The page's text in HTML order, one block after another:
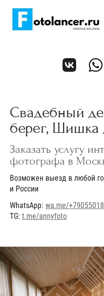
Свадебный
берег, Шишка
Заказать услугу
фотографа в
Возможен выезд в любой
и России
WhatsApp: wa.me/
TG: t.me/annyfoto